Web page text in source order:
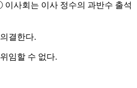
이사회는 이사 정수의 과반수 출석
결한다.
임할 수 없다.